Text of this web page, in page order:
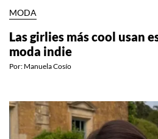
MODA
Las girlies más cool usan
moda indie
Por: Manuela Cosío